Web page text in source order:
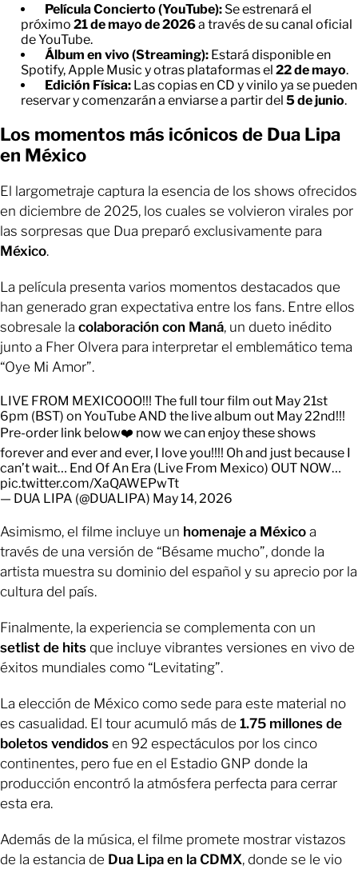
Película Concierto (YouTube): Se estrenará el
próximo 21 de mayo de 2026a través de su canal oficial
de YouTube.
Álbum en vivo (Streaming): Estará disponible en
Spotify, Apple Music y otras plataformas el 22 de mayo.
Edición Física: Las copias en CD y vinilo ya se pueden
reservar y comenzarán a enviarse a partir del 5 de junio.
Los momentos más icónicos de Dua Lipa
en México
El largometraje captura la esencia de los shows ofrecidos
en diciembre de 2025, los cuales se volvieron virales por
las sorpresas que Dua preparó exclusivamente para
México.
La película presenta varios momentos destacados que
han generado gran expectativa entre los fans. Entre ellos
sobresale la colaboración con Maná, un dueto inédito
junto a Fher Olvera para interpretar el emblemático tema
“Oye Mi Amor”.
LIVE FROM MEXICOOO!!! The full tour film out May 21st
6pm (BST) on YouTube AND the live album out May 22nd!!!
Pre-order link below❤️ now we can enjoy these shows
forever and ever and ever, I love you!!!! Oh and just because I
can’t wait… End Of An Era (Live From Mexico) OUT NOW…
pic.twitter.com/XaQAWEPwTt
— DUA LIPA (@DUALIPA) May 14, 2026
Asimismo, el filme incluye un homenaje a México a
través de una versión de “Bésame mucho”, donde la
artista muestra su dominio del español y su aprecio por la
cultura del país.
Finalmente, la experiencia se complementa con un
setlist de hits que incluye vibrantes versiones en vivo de
éxitos mundiales como “Levitating”.
La elección de México como sede para este material no
es casualidad. El tour acumuló más de 1.75 millones de
boletos vendidos en 92 espectáculos por los cinco
continentes, pero fue en el Estadio GNP donde la
producción encontró la atmósfera perfecta para cerrar
esta era.
Además de la música, el filme promete mostrar vistazos
de la estancia de Dua Lipa en la CDMX, donde se le vio